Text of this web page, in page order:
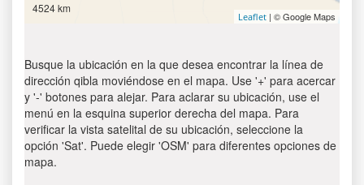
4524 km
Leaflet | © Google Maps
Busque la ubicación en la que desea encontrar la línea de
dirección qibla moviéndose en el mapa. Use '+' para acercar
y '-' botones para alejar. Para aclarar su ubicación, use el
menú en la esquina superior derecha del mapa. Para
verificar la vista satelital de su ubicación, seleccione la
opción 'Sat'. Puede elegir 'OSM' para diferentes opciones de
mapa.